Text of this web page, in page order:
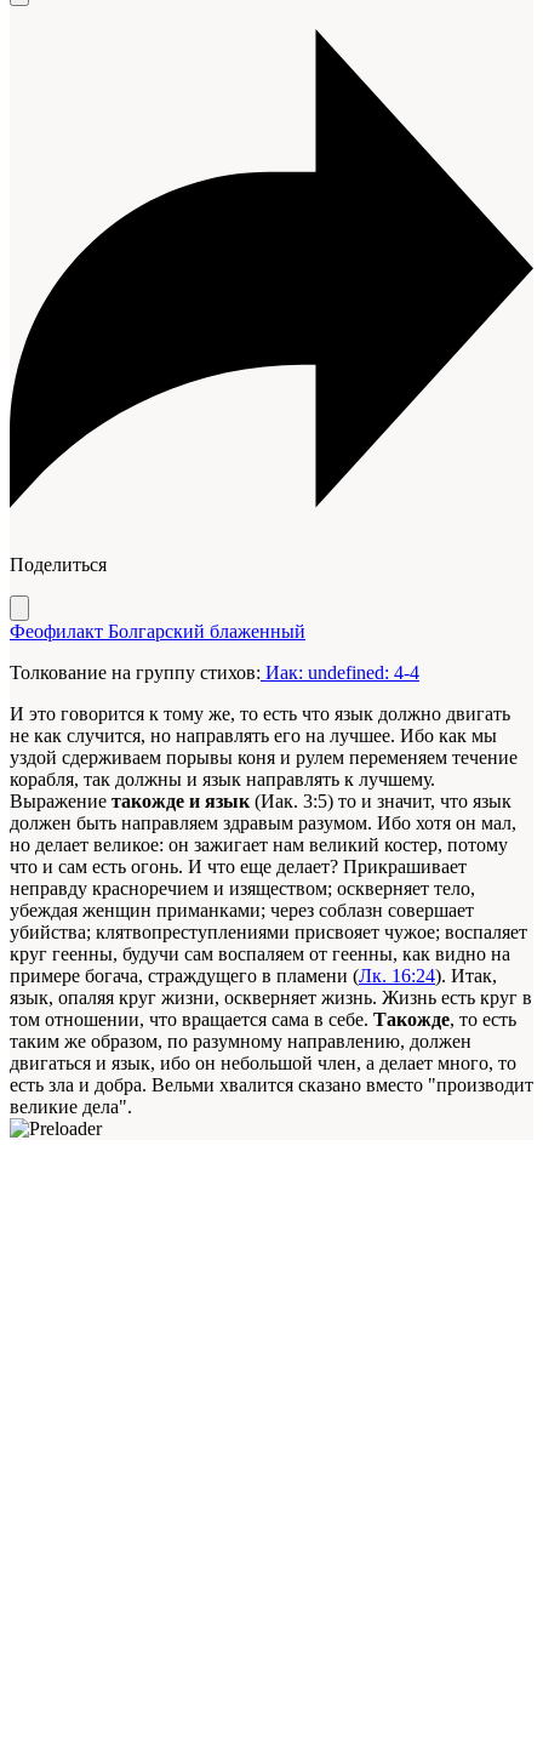
Поделиться
Феофилакт Болгарский блаженный
Толкование на группу стихов: Иак: undefined: 4-4
И это говорится к тому же, то есть что язык должно двигать
не как случится, но направлять его на лучшее. Ибо как мы
уздой сдерживаем порывы коня и рулем переменяем течение
корабля, так должны и язык направлять к лучшему.
Выражение такожде и язык (Иак. 3:5) то и значит, что язык
должен быть направляем здравым разумом. Ибо хотя он мал,
но делает великое: он зажигает нам великий костер, потому
что и сам есть огонь. И что еще делает? Прикрашивает
неправду красноречием и изяществом; оскверняет тело,
убеждая женщин приманками; через соблазн совершает
убийства; клятвопреступлениями присвояет чужое; воспаляет
круг геенны, будучи сам воспаляем от геенны, как видно на
примере богача, страждущего в пламени (Лк. 16:24). Итак,
язык, опаляя круг жизни, оскверняет жизнь. Жизнь есть круг в
том отношении, что вращается сама в себе. Такожде, то есть
таким же образом, по разумному направлению, должен
двигаться и язык, ибо он небольшой член, а делает много, то
есть зла и добра. Вельми хвалится сказано вместо "производит
великие дела".